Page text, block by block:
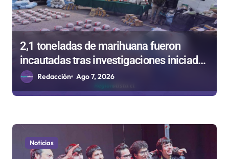
a
d
2,1 toneladas de marihuana fueron
incautadas tras investigaciones iniciadas
en Antofagasta
Redacción Ago 7, 2026
Noticias